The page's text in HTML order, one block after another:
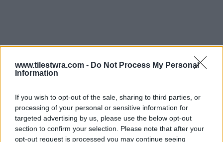
www.tilestwra.com - Do Not Process My Personal
Information
If you wish to opt-out of the sale, sharing to third parties, or
processing of your personal or sensitive information for
targeted advertising by us, please use the below opt-out
section to confirm your selection. Please note that after your
opt-out request is processed you may continue seeing
Η κόρη μου φυσικά και γνώριζε για την ύπαρξη
συναντήσει ποτέ.
Η αλήθεια είναι πως όταν το είχε πρωτομάθει